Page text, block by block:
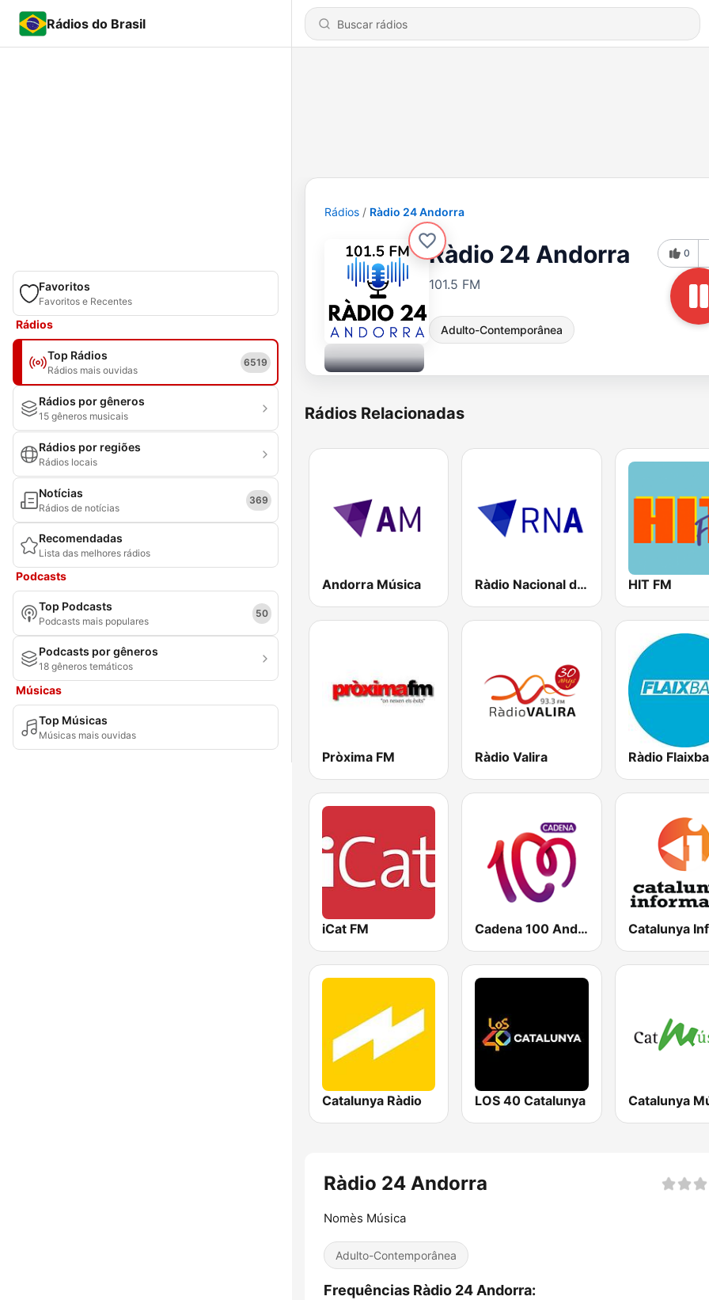
Rádios do Brasil
Favoritos
Favoritos e Recentes
Rádios
Top Rádios
Rádios mais ouvidas
6519
Rádios por gêneros
15 gêneros musicais
Rádios por regiões
Rádios locais
Notícias
Rádios de notícias
369
Recomendadas
Lista das melhores rádios
Podcasts
Top Podcasts
Podcasts mais populares
50
Podcasts por gêneros
18 gêneros temáticos
Músicas
Top Músicas
Músicas mais ouvidas
Rádios Ràdio 24 Andorra
Ràdio 24 Andorra
101.5 FM
Adulto-Contemporânea
0
Rádios Relacionadas
Andorra Música Ràdio Nacional d'Andorra HIT FM
Pròxima FM Ràdio Valira Ràdio
iCat FM Cadena 100 Andorra
Catalunya Ràdio LOS 40 Catalunya Catalunya
Ràdio 24 Andorra
Nomès Música
Adulto-Contemporânea
Frequências Ràdio 24 Andorra: